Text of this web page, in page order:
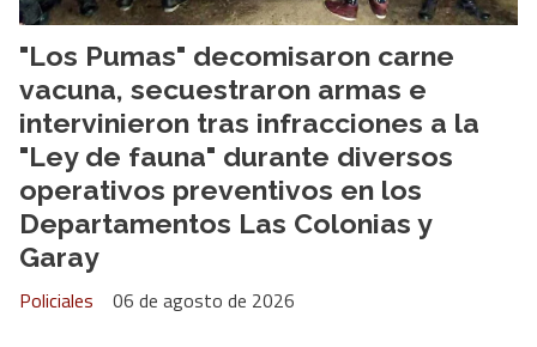
"Los Pumas" decomisaron carne
vacuna, secuestraron armas e
intervinieron tras infracciones a la
"Ley de fauna" durante diversos
operativos preventivos en los
Departamentos Las Colonias y
Garay
Policiales 06 de agosto de 2026